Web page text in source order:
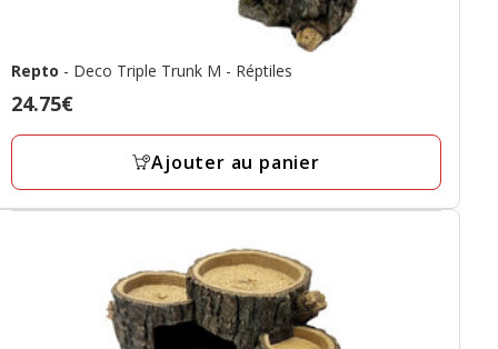
Repto - Deco Triple Trunk M - Réptiles
Prix
24.75€
24.75€
Ajouter au panier